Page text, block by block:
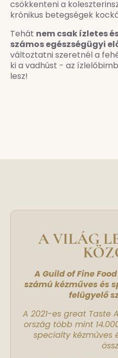
csökkenteni a
krónikus betegségek
Tehát nem csak ízletes
számos egészségügyi
változtatni szeretnél a
ki a vadhúst - az
lesz!
A VILÁG
A Guild of Fine
számú kézműves és
felügyelő
A 2021-es great Taste
ország több mint
specialty kézműves